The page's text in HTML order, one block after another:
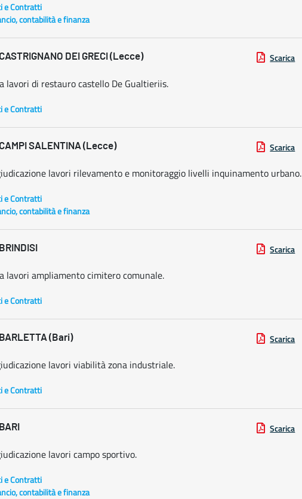
e Contratti
contabilità e finanza
DEI GRECI (Lecce) Scarica
lavori di restauro castello De Gualtieriis.
e Contratti
SALENTINA (Lecce) Scarica
lavori rilevamento e monitoraggio livelli inquinamento urbano.
e Contratti
contabilità e finanza
Scarica
lavori ampliamento cimitero comunale.
e Contratti
(Bari) Scarica
lavori viabilità zona industriale.
e Contratti
Scarica
lavori campo sportivo.
e Contratti
contabilità e finanza